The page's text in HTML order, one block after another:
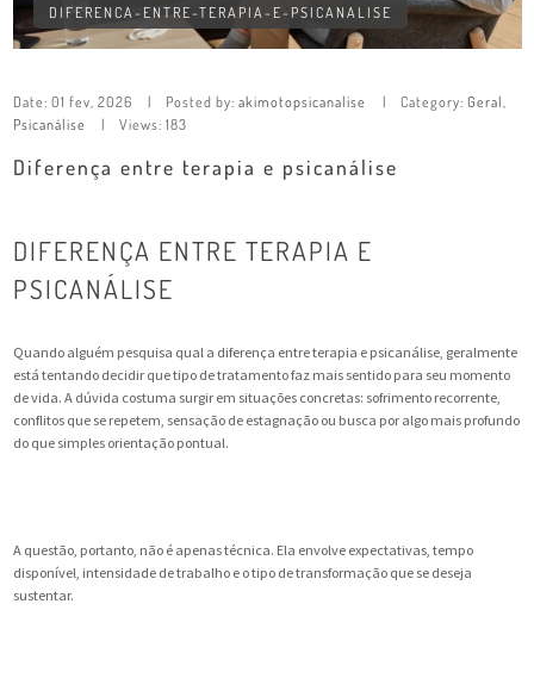
DIFERENCA-ENTRE-TERAPIA-E-PSICANALISE
Date: 01 fev, 2026 Posted by: akimotopsicanalise Category: Geral,
Psicanálise
Views: 183
Diferença entre terapia e psicanálise
DIFERENÇA ENTRE TERAPIA E
PSICANÁLISE
Quando alguém pesquisa qual a diferença entre terapia e psicanálise, geralmente
está tentando decidir que tipo de tratamento faz mais sentido para seu momento
de vida. A dúvida costuma surgir em situações concretas: sofrimento recorrente,
conflitos que se repetem, sensação de estagnação ou busca por algo mais profundo
do que simples orientação pontual.
A questão, portanto, não é apenas técnica. Ela envolve expectativas, tempo
disponível, intensidade de trabalho e o tipo de transformação que se deseja
sustentar.